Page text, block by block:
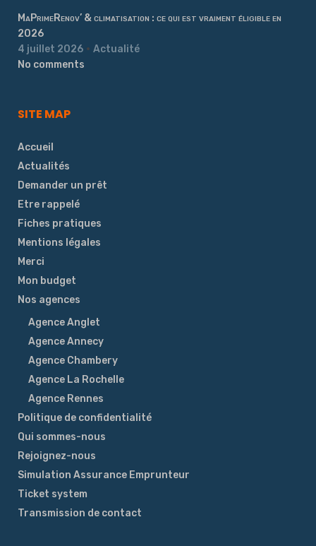
MaPrimeRenov’ & climatisation : ce qui est vraiment éligible en
2026
4 juillet 2026
Actualité
No comments
SITE MAP
Accueil
Actualités
Demander un prêt
Etre rappelé
Fiches pratiques
Mentions légales
Merci
Mon budget
Nos agences
Agence Anglet
Agence Annecy
Agence Chambery
Agence La Rochelle
Agence Rennes
Politique de confidentialité
Qui sommes-nous
Rejoignez-nous
Simulation Assurance Emprunteur
Ticket system
Transmission de contact